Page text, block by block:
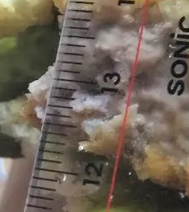
店舗紹介 アクセ